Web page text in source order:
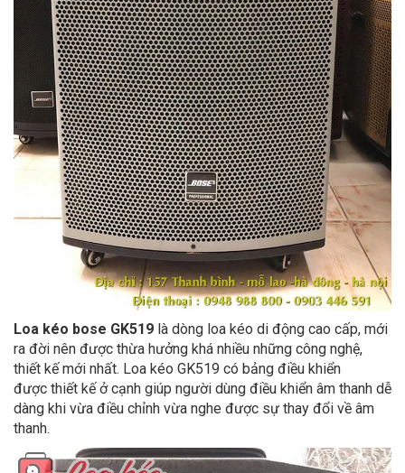
Loa kéo bose GK519 là dòng loa kéo di động cao cấp, mới
ra đời nên được thừa hưởng khá nhiều những công nghệ,
thiết kế mới nhất. Loa kéo GK519 có bảng điều khiển
được thiết kế ở cạnh giúp người dùng điều khiển âm thanh dễ
dàng khi vừa điều chỉnh vừa nghe được sự thay đổi về âm
thanh.